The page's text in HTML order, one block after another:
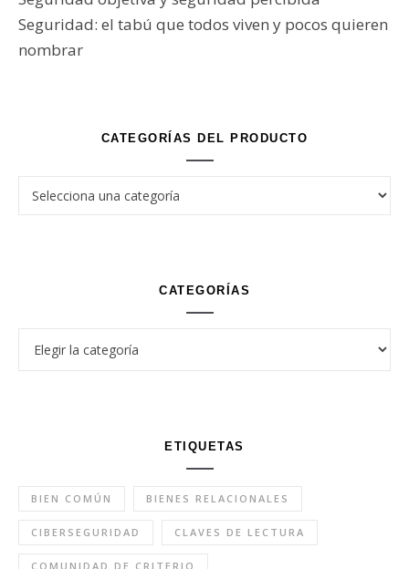
Seguridad: el tabú que todos viven y pocos quieren
nombrar
CATEGORÍAS DEL PRODUCTO
CATEGORÍAS
Categorías
ETIQUETAS
BIEN COMÚN BIENES RELACIONALES
CIBERSEGURIDAD CLAVES DE LECTURA
COMUNIDAD DE CRITERIO